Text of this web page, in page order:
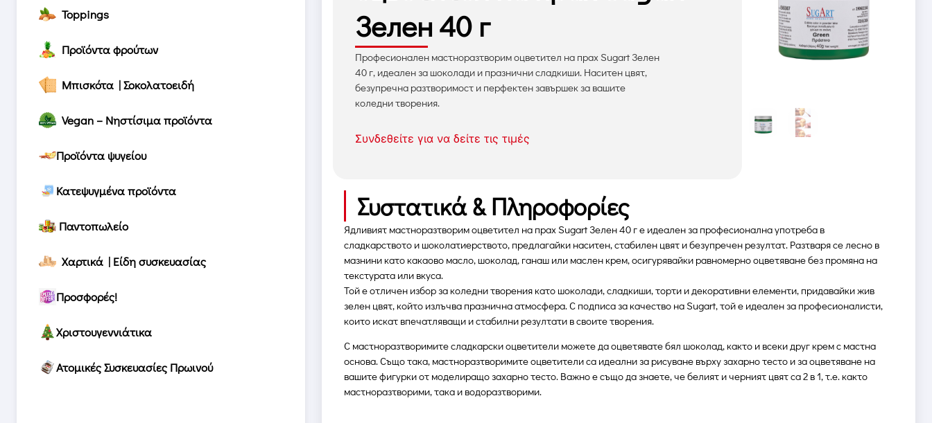
Toppings
Προϊόντα φρούτων
Μπισκότα | Σοκολατοειδή
Vegan – Νηστίσιμα προϊόντα
Προϊόντα ψυγείου
Κατεψυγμένα προϊόντα
Παντοπωλείο
Χαρτικά | Είδη συσκευασίας
Προσφορές!
Χριστουγεννιάτικα
Ατομικές Συσκευασίες Πρωινού
Зелен 40 г
Професионален мастноразтворим оцветител на прах Sugart Зелен
40 г, идеален за шоколади и празнични сладкиши. Наситен цвят,
безупречна разтворимост и перфектен завършек за вашите
коледни творения.
Συνδεθείτε για να δείτε τις τιμές
Συστατικά & Πληροφορίες
Ядливият мастноразтворим оцветител на прах Sugart Зелен 40 г е идеален за професионална употреба в
сладкарството и шоколатиерството, предлагайки наситен, стабилен цвят и безупречен резултат. Разтваря се лесно в
мазнини като какаово масло, шоколад, ганаш или маслен крем, осигурявайки равномерно оцветяване без промяна на
текстурата или вкуса.
Той е отличен избор за коледни творения като шоколади, сладкиши, торти и декоративни елементи, придавайки жив
зелен цвят, който излъчва празнична атмосфера. С подписа за качество на Sugart, той е идеален за професионалисти,
които искат впечатляващи и стабилни резултати в своите творения.
С мастноразтворимите сладкарски оцветители можете да оцветявате бял шоколад, както и всеки друг крем с мастна
основа. Също така, мастноразтворимите оцветители са идеални за рисуване върху захарно тесто и за оцветяване на
вашите фигурки от моделиращо захарно тесто. Важно е също да знаете, че белият и черният цвят са 2 в 1, т.е. както
мастноразтворими, така и водоразтворими.